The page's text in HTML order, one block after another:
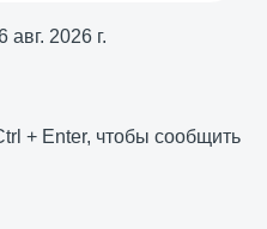
авг. 2026 г.
+ Enter, чтобы сообщить